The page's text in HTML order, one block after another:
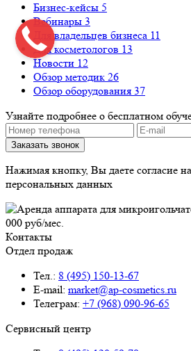
Бизнес-кейсы 5
Вебинары 3
Для владельцев бизнеса 11
Для косметологов 13
Новости 12
Обзор методик 26
Обзор оборудования 37
Узнайте подробнее о бесплатном
Нажимая кнопку, Вы даете согласие
персональных данных
Контакты
Отдел продаж
Тел.: 8 (495) 150-13-67
E-mail: market@ap-cosmetics.ru
Телеграм: +7 (968) 090-96-65
Сервисный центр